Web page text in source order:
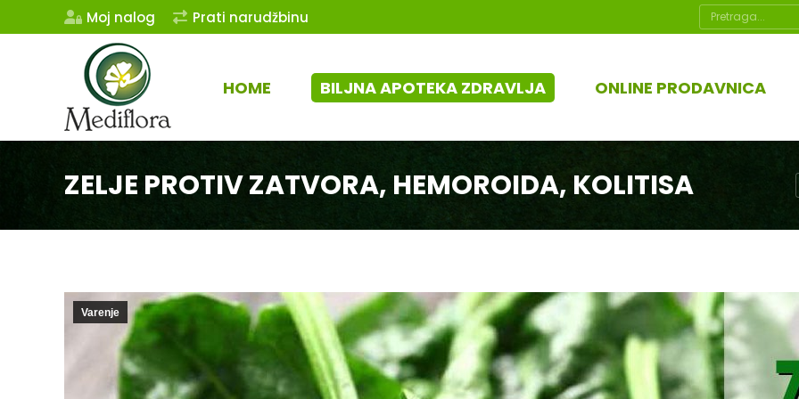
Moj nalog Prati narudžbinu Search:
HOME BILJNA APOTEKA ZDRAVLJA ONLINE PRODAVNICA
ZELJE PROTIV ZATVORA, HEMOROIDA, KOLITISA
Varenje